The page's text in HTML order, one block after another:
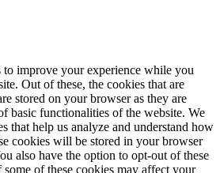
to improve your experience while you
Out of these, the cookies that are
stored on your browser as they are
basic functionalities of the website. We
that help us analyze and understand how
cookies will be stored in your browser
also have the option to opt-out of these
of these cookies may affect your